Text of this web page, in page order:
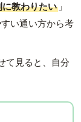
に教わりたい 」
い通い方から考
て見ると、自分